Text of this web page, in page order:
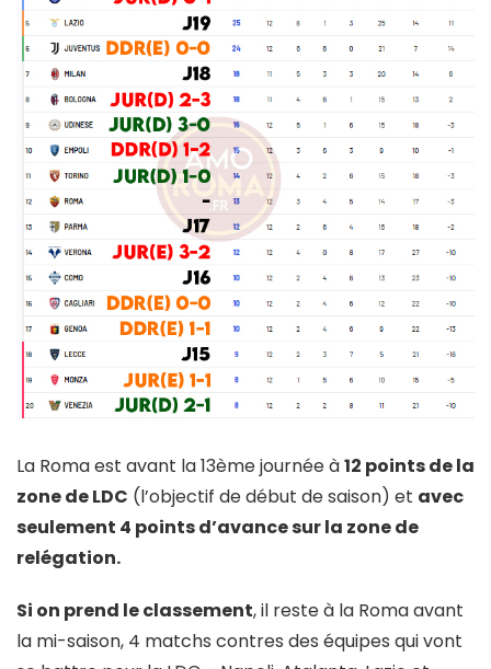
La Roma est avant la 13ème journée à12 points de la
zone de LDC (l’objectif de début de saison) et avec
seulement 4 points d’avance sur la zone de
relégation.
Si on prend le classement, il reste à la Roma avant
la mi-saison, 4 matchs contres des équipes qui vont